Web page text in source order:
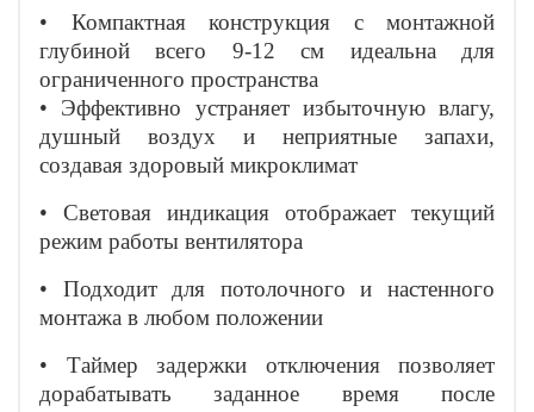
• Компактная конструкция с монтажной
глубиной всего 9-12 см идеальна для
ограниченного пространства
• Эффективно устраняет избыточную влагу,
душный воздух и неприятные запахи,
создавая здоровый микроклимат
• Световая индикация отображает текущий
режим работы вентилятора
• Подходит для потолочного и настенного
монтажа в любом положении
• Таймер задержки отключения позволяет
дорабатывать заданное время после